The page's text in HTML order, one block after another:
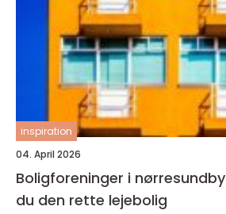
inspiration
04. April 2026
Boligforeninger i nørresundby sådan finder
du den rette lejebolig